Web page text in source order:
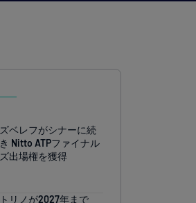
ズベレフがシナーに続
き Nitto ATPファイナル
ズ出場権を獲得
トリノが2027年まで